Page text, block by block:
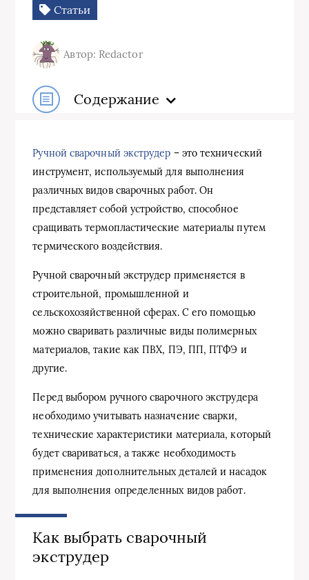
Статьи
Автор: Redactor
Содержание
Ручной сварочный экструдер – это технический
инструмент, используемый для выполнения
различных видов сварочных работ. Он
представляет собой устройство, способное
сращивать термопластические материалы путем
термического воздействия.
Ручной сварочный экструдер применяется в
строительной, промышленной и
сельскохозяйственной сферах. С его помощью
можно сваривать различные виды полимерных
материалов, такие как ПВХ, ПЭ, ПП, ПТФЭ и
другие.
Перед выбором ручного сварочного экструдера
необходимо учитывать назначение сварки,
технические характеристики материала, который
будет свариваться, а также необходимость
применения дополнительных деталей и насадок
для выполнения определенных видов работ.
Как выбрать сварочный
экструдер